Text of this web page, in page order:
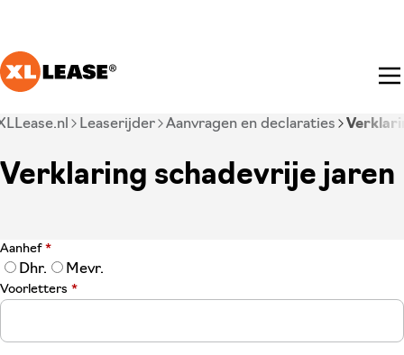
Je bent nu voorbij het hoofdmenu
Leaserijder Aanvragen en declaraties
Verklaring schadevrije jaren
Aanhef *
Dhr. Mevr.
Voorletters *